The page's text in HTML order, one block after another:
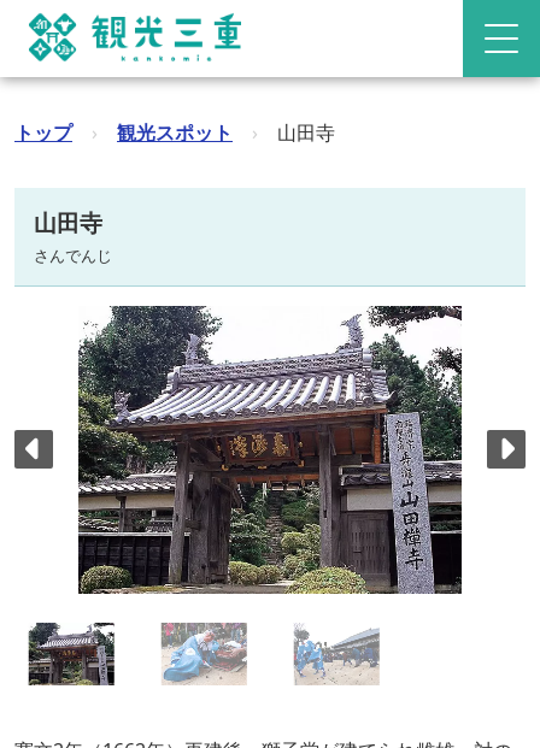
トップ › 観光スポット › 山田寺
山田寺
さんでんじ